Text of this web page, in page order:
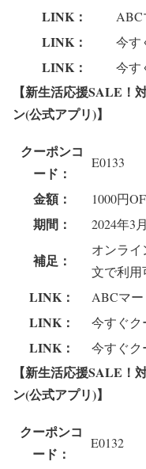
LINK： ABC
LINK： 今す
LINK： 今す
【新生活応援SALE！
ン(公式アプリ)】
クーポンコ
ード：
E0133
金額： 1000円
期間： 2024年3
補足：
オンラ
文で利用
LINK： ABCマ
LINK： 今すぐク
LINK： 今すぐク
【新生活応援SALE！
ン(公式アプリ)】
クーポンコ
ード：
E0132